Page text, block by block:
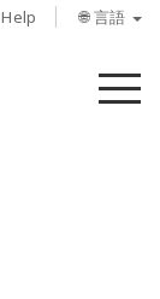
Help 🌐 言語
メ